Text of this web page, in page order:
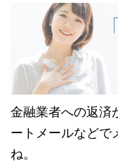
金融業者への返済
ートメールなどで
ね。